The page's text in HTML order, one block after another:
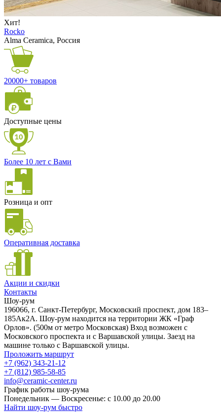
Хит!
Rocko
Alma Ceramica, Россия
20000+ товаров
Доступные цены
Более 10 лет с Вами
Розница и опт
Оперативная доставка
Акции и скидки
Контакты
Шоу-рум
196066, г. Санкт-Петербург, Московский проспект, дом 183–
185Ак2А. Шоу-рум находится на территории ЖК «Граф
Орлов». (500м от метро Московская) Вход возможен с
Московского проспекта и с Варшавской улицы. Заезд на
машине только с Варшавской улицы.
Проложить маршрут
+7 (962) 343-21-12
+7 (812) 985-58-85
info@ceramic-center.ru
График работы шоу-рума
Понедельник — Воскресенье: с 10.00 до 20.00
Найти шоу-рум быстро